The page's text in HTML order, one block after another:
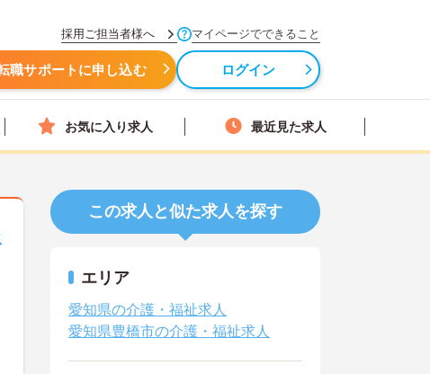
採用ご担当者様へ マイページでできること
職サポートに申し込む ログイン
お気に入り求人 最近見た求人
この求人と似た求人を探す
エリア
愛知県の介護・福祉求人
愛知県豊橋市の介護・福祉求人